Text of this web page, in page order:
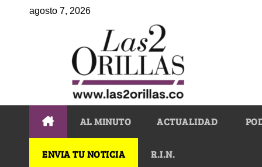
agosto 7, 2026
AL MINUTO ACTUALIDAD
ENVIA TU NOTICIA R.I.N.